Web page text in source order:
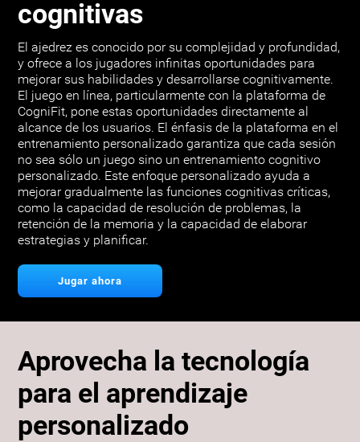
cognitivas
El ajedrez es conocido por su complejidad y profundidad,
y ofrece a los jugadores infinitas oportunidades para
mejorar sus habilidades y desarrollarse cognitivamente.
El juego en línea, particularmente con la plataforma de
CogniFit, pone estas oportunidades directamente al
alcance de los usuarios. El énfasis de la plataforma en el
entrenamiento personalizado garantiza que cada sesión
no sea sólo un juego sino un entrenamiento cognitivo
personalizado. Este enfoque personalizado ayuda a
mejorar gradualmente las funciones cognitivas críticas,
como la capacidad de resolución de problemas, la
retención de la memoria y la capacidad de elaborar
estrategias y planificar.
Jugar ahora
Aprovecha la tecnología
para el aprendizaje
personalizado